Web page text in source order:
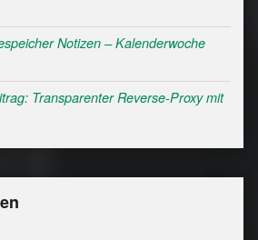
Notizen – Kalenderwoche
Transparenter Reverse-Proxy mit